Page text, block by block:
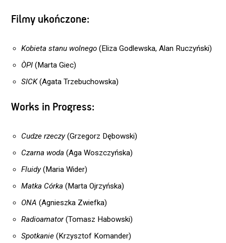
Filmy ukończone:
Kobieta stanu wolnego (Eliza Godlewska, Alan Ruczyński)
ÒPI (Marta Giec)
SICK(Agata Trzebuchowska)
Works in Progress:
Cudze rzeczy(Grzegorz Dębowski)
Czarna woda (Aga Woszczyńska)
Fluidy(Maria Wider)
Matka Córka (Marta Ojrzyńska)
ONA (Agnieszka Zwiefka)
Radioamator(Tomasz Habowski)
Spotkanie (Krzysztof Komander)